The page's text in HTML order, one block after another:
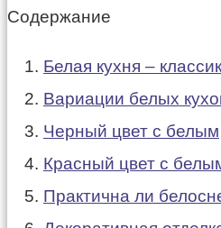
Содержание
Белая кухня –
Вариации белых
Черный цвет с белым
Красный цвет с
Практична ли